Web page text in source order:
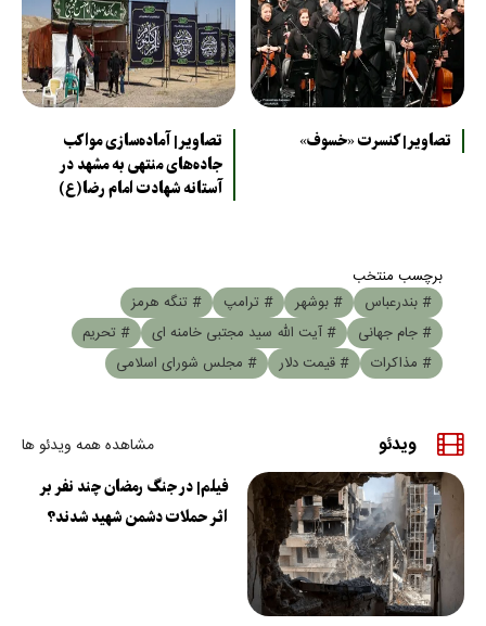
تصاویر| کنسرت «خسوف»
تصاویر| آماده‌سازی مواکب
جاده‌های منتهی به مشهد در
آستانه شهادت امام رضا(ع)
برچسب منتخب
# بندرعباس
# بوشهر # ترامپ
# تنگه هرمز
# جام جهانی
# آیت الله سید مجتبی خامنه ای
# تحریم
# مذاکرات
# قیمت دلار # مجلس شورای اسلامی
ویدئو مشاهده همه ویدئو ها
فیلم| در جنگ رمضان چند نفر بر
اثر حملات دشمن شهید شدند؟